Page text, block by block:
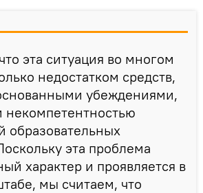
эта ситуация во многом
недостатком средств,
убеждениями,
образовательных
эта проблема
характер и проявляется в
мы считаем, что